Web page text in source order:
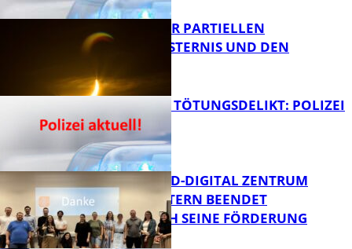
VORTRAG ZUR PARTIELLEN
SONNENFINSTERNIS UND DEN
PERSEIDEN
FB News
VERSUCHTES TÖTUNGSDELIKT: POLIZEI
ERMITTELT
MITTELSTAND-DIGITAL ZENTRUM
KAISERSLAUTERN BEENDET
ERFOLGREICH SEINE FÖRDERUNG